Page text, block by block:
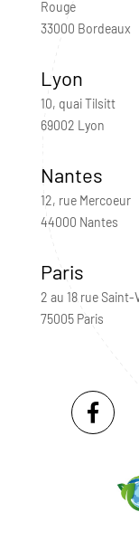
Rouge
33000 Bordeaux
Lyon
10, quai Tilsitt
69002 Lyon
Nantes
12, rue Mercoeur
44000 Nantes
Paris
2 au 18 rue
75005 Paris